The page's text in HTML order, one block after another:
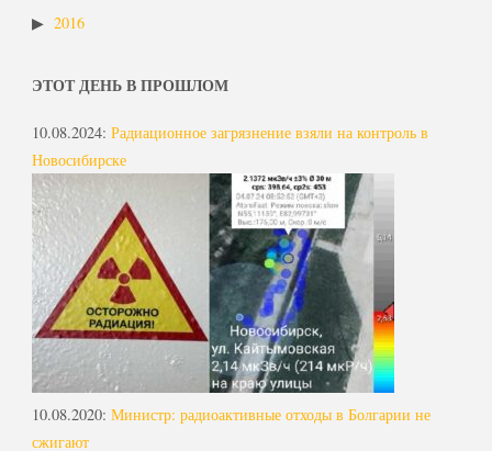
2016
ЭТОТ ДЕНЬ В ПРОШЛОМ
10.08.2024: Радиационное загрязнение взяли на контроль в
Новосибирске
10.08.2020: Министр: радиоактивные отходы в Болгарии не
сжигают